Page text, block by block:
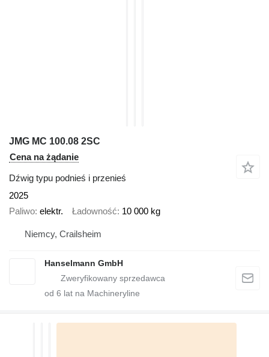
JMG MC 100.08 2SC
Cena na żądanie
Dźwig typu podnieś i przenieś
2025
Paliwo elektr. Ładowność 10 000 kg
Niemcy, Crailsheim
Hanselmann GmbH
od 6 lat na Machineryline